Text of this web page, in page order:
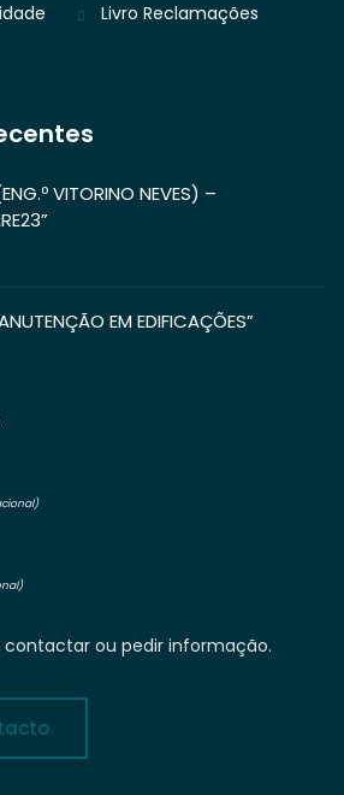
Livro Reclamações
VITORINO NEVES) –
EM EDIFICAÇÕES”
contactar ou pedir informação.